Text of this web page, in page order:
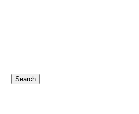
Search